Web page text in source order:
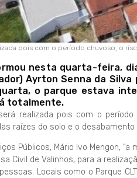
pois com o período chuvoso, o
nesta quarta-feira,
Ayrton Senna da
o parque estava
totalmente.
realizada pois com o
raízes do solo e o
Públicos, Mário Ivo Mengon,
Civil de Valinhos, para a
Locais como o Parque